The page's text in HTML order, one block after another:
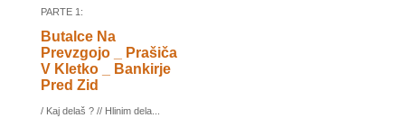
PARTE 1:
Butalce Na
Prevzgojo _ Prašiča
V Kletko _ Bankirje
Pred Zid
/ Kaj delaš ? // Hlinim dela...